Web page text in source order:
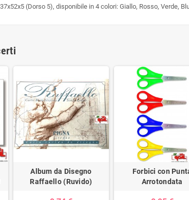
(Dorso 5), disponibile in 4 colori: Giallo, Rosso, Verde,
Album da Disegno
Raffaello (Ruvido)
Forbici con
Arrotondata